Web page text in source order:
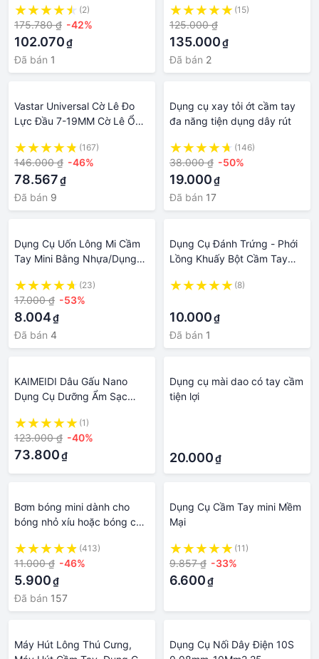
(2)
175.780 ₫ -42%
102.070₫
Đã bán 1
(15)
125.000 ₫
135.000₫
Đã bán 2
Vastar Universal Cờ Lê Đo
Lực Đầu 7-19MM Cờ Lê Ổ
Cụ Cầm Tay
(167)
146.000 ₫ -46%
78.567₫
Đã bán 9
Dụng cụ xay tỏi ớt cầm tay
đa năng tiện dụng dây rút
(146)
38.000 ₫ -50%
19.000₫
Đã bán 17
Dụng Cụ Uốn Lông Mi Cầm
Tay Mini Bằng Nhựa/Dụng
(23)
17.000 ₫ -53%
8.004₫
Đã bán 4
Dụng Cụ Đánh Trứng - Phới
Lồng Khuấy Bột Cầm Tay
Tholeshop 1071
(8)
10.000₫
Đã bán 1
KAIMEIDI Dâu Gấu Nano
Dụng Cụ Dưỡng Ẩm Sạc
Động Mặt Dưỡng Làm Đẹp
Nhạc Cụ
(1)
123.000 ₫ -40%
73.800₫
Dụng cụ mài dao có tay cầm
tiện lợi
20.000₫
Bơm bóng mini dành cho
bóng nhỏ xíu hoặc bóng chữ
mini sử dụng tiện lợi
(413)
11.000 ₫ -46%
5.900₫
Đã bán 157
Dụng Cụ Cầm Tay mini Mềm
Mại
(11)
9.857 ₫ -33%
6.600₫
Máy Hút Lông Thú Cưng,
Dụng Cụ Nối Dây Điện 10S